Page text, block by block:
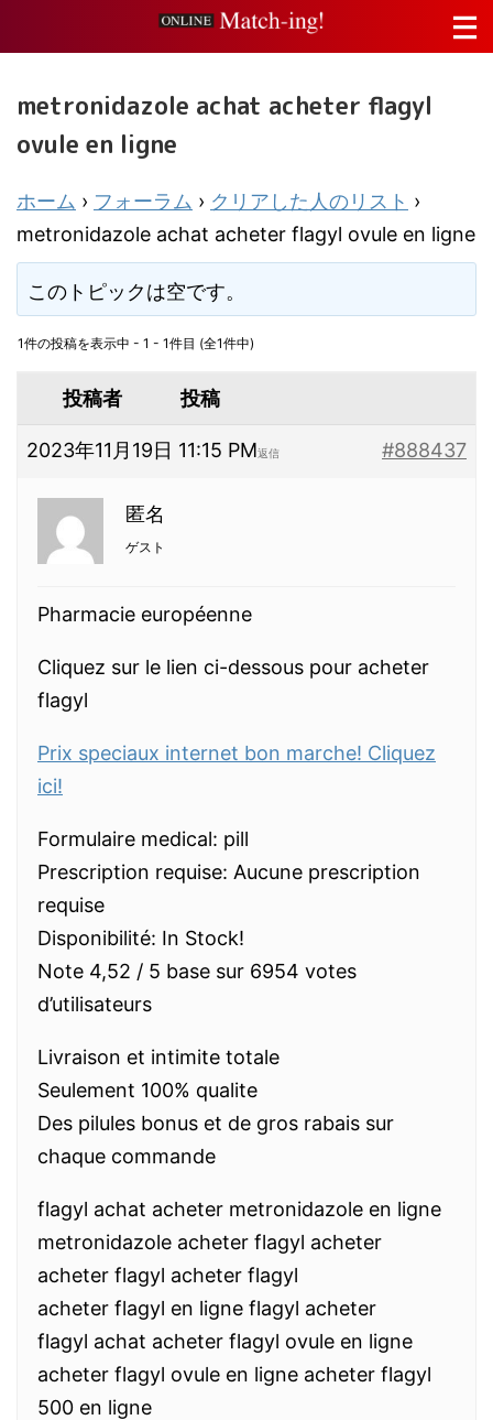
metronidazole achat acheter flagyl
ovule en ligne
ホーム › フォーラム › クリアした人のリスト ›
metronidazole achat acheter flagyl ovule en ligne
このトピックは空です。
1件の投稿を表示中 - 1 - 1件目 (全1件中)
投稿者 投稿
2023年11月19日 11:15 PM #888437
返信
匿名
ゲスト
Pharmacie européenne
Cliquez sur le lien ci-dessous pour acheter
flagyl
Prix speciaux internet bon marche! Cliquez
ici!
Formulaire medical: pill
Prescription requise: Aucune prescription
requise
Disponibilité: In Stock!
Note 4,52 / 5 base sur 6954 votes
d’utilisateurs
Livraison et intimite totale
Seulement 100% qualite
Des pilules bonus et de gros rabais sur
chaque commande
flagyl achat acheter metronidazole en ligne
metronidazole acheter flagyl acheter
acheter flagyl acheter flagyl
acheter flagyl en ligne flagyl acheter
flagyl achat acheter flagyl ovule en ligne
acheter flagyl ovule en ligne acheter flagyl
500 en ligne